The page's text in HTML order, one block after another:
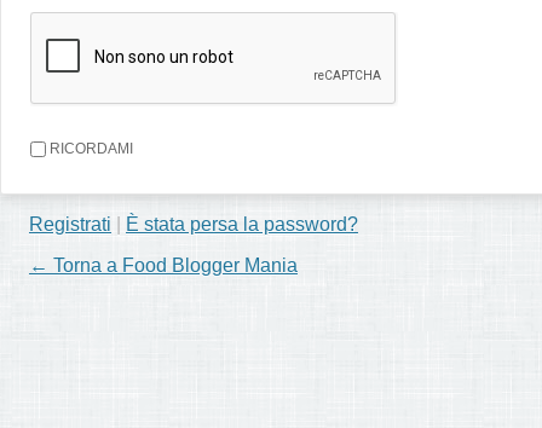
RICORDAMI
Registrati
È stata persa la password?
← Torna a Food Blogger Mania